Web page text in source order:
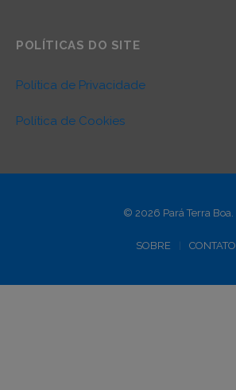
POLÍTICAS DO SITE
Política de Privacidade
Política de Cookies
© 2026 Pará Terra Boa.
SOBRE CONTATO